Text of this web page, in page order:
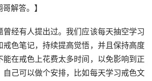
解答。】
曾经有人提出过。我们应该每天抽空学习
戒色笔记，持续提高觉悟，并且保持高度
能在戒色上花费太多时间，以免影响到正
自己可以做个安排，比如每天学习戒色文